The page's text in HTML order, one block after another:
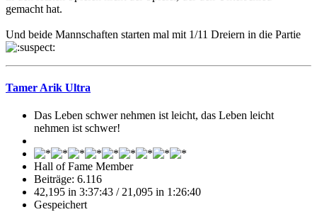
gemacht hat.
Und beide Mannschaften starten mal mit 1/11 Dreiern in die Partie
Tamer Arik Ultra
Das Leben schwer nehmen ist leicht, das Leben leicht
nehmen ist schwer!
Hall of Fame Member
Beiträge: 6.116
42,195 in 3:37:43 / 21,095 in 1:26:40
Gespeichert